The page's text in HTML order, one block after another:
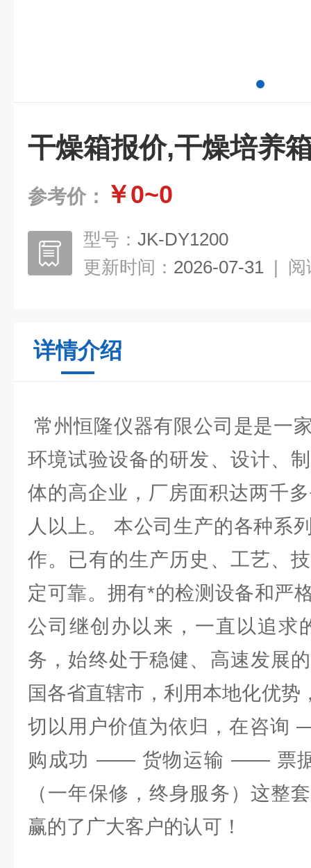
干燥箱报价,干燥培养
参考价： ￥0~0
型号： JK-DY1200
更新时间： 2026-07-31 | 阅
详情介绍
常州恒隆仪器有限公司是是一
环境试验设备的研发、设计、
体的高企业，厂房面积达两千
人以上。 本公司生产的各种系
作。已有的生产历史、工艺、
定可靠。拥有*的检测设备和严
公司继创办以来，一直以追求
务，始终处于稳健、高速发展
国各省直辖市，利用本地化优势
切以用户价值为依归，在咨
购成功 —— 货物运输 —— 票
（一年保修，终身服务）这整
赢的了广大客户的认可！